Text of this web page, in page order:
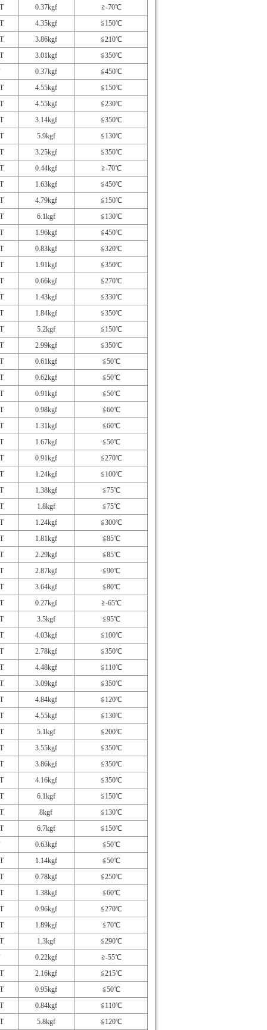
0.37kgf
≧-70℃
4.35kgf
≦150℃
3.86kgf
≦210℃
3.01kgf
≦350℃
0.37kgf
≦450℃
4.55kgf
≦150℃
4.55kgf
≦230℃
3.14kgf
≦350℃
5.9kgf
≦130℃
3.25kgf
≦350℃
0.44kgf
≧-70℃
1.63kgf
≦450℃
4.79kgf
≦150℃
6.1kgf
≦130℃
1.96kgf
≦450℃
0.83kgf
≦320℃
1.91kgf
≦350℃
0.66kgf
≦270℃
1.43kgf
≦330℃
1.84kgf
≦350℃
5.2kgf
≦150℃
2.99kgf
≦350℃
0.61kgf
≦50℃
0.62kgf
≦50℃
0.91kgf
≦50℃
0.98kgf
≦60℃
1.31kgf
≦60℃
1.67kgf
≦50℃
0.91kgf
≦270℃
1.24kgf
≦100℃
1.38kgf
≦75℃
1.8kgf
≦75℃
1.24kgf
≦300℃
1.81kgf
≦85℃
2.29kgf
≦85℃
2.87kgf
≦90℃
3.64kgf
≦80℃
0.27kgf
≧-65℃
3.5kgf
≦95℃
4.03kgf
≦100℃
2.78kgf
≦350℃
4.48kgf
≦110℃
3.09kgf
≦350℃
4.84kgf
≦120℃
4.55kgf
≦130℃
5.1kgf
≦200℃
3.55kgf
≦350℃
3.86kgf
≦350℃
4.16kgf
≦350℃
6.1kgf
≦150℃
8kgf
≦130℃
6.7kgf
≦150℃
0.63kgf
≦50℃
1.14kgf
≦50℃
0.78kgf
≦250℃
1.38kgf
≦60℃
0.96kgf
≦270℃
1.89kgf
≦70℃
1.3kgf
≦290℃
0.22kgf
≧-55℃
2.16kgf
≦215℃
0.95kgf
≦50℃
0.84kgf
≦110℃
5.8kgf
≦120℃